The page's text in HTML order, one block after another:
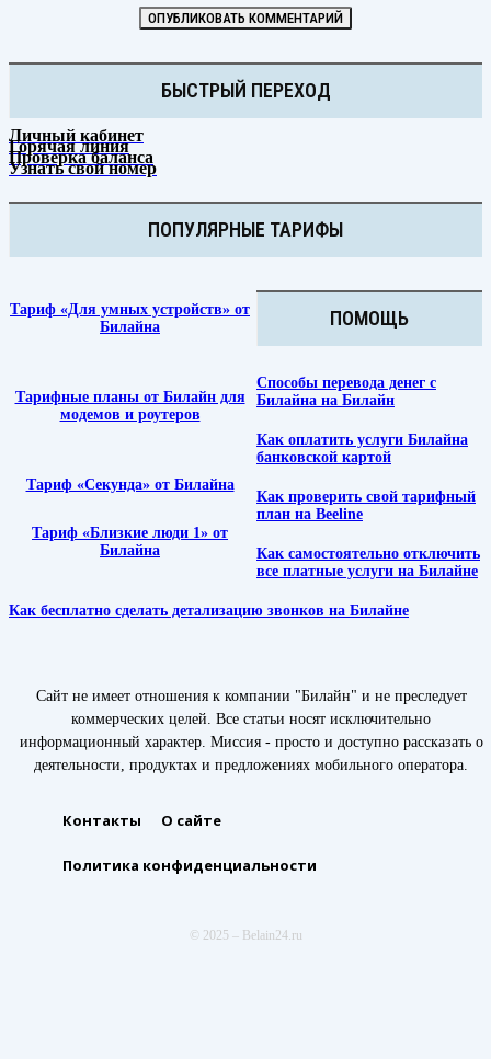
БЫСТРЫЙ ПЕРЕХОД
Личный кабинет
Горячая линия
Проверка баланса
Узнать свой номер
ПОПУЛЯРНЫЕ ТАРИФЫ
Тариф «Для умных устройств» от
Билайна
Тарифные планы от Билайн для
модемов и роутеров
Тариф «Секунда» от Билайна
Тариф «Близкие люди 1» от
Билайна
ПОМОЩЬ
Способы перевода денег с
Билайна на Билайн
Как оплатить услуги Билайна
банковской картой
Как проверить свой тарифный
план на Beeline
Как самостоятельно отключить
все платные услуги на Билайне
Как бесплатно сделать детализацию звонков на Билайне
Сайт не имеет отношения к компании "Билайн" и не преследует
коммерческих целей. Все статьи носят исключительно
информационный характер. Миссия - просто и доступно рассказать о
деятельности, продуктах и предложениях мобильного оператора.
Контакты О сайте
Политика конфиденциальности
© 2025 – Belain24.ru